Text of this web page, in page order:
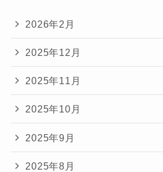
2026年2月
2025年12月
2025年11月
2025年10月
2025年9月
2025年8月